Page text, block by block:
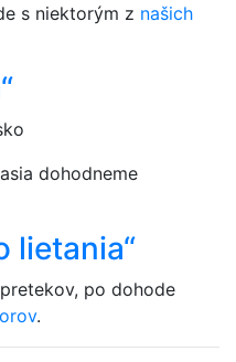
s niektorým z našich
dohodneme
lietania“
po dohode
.